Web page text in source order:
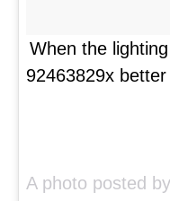
When the
92463829x
A photo posted